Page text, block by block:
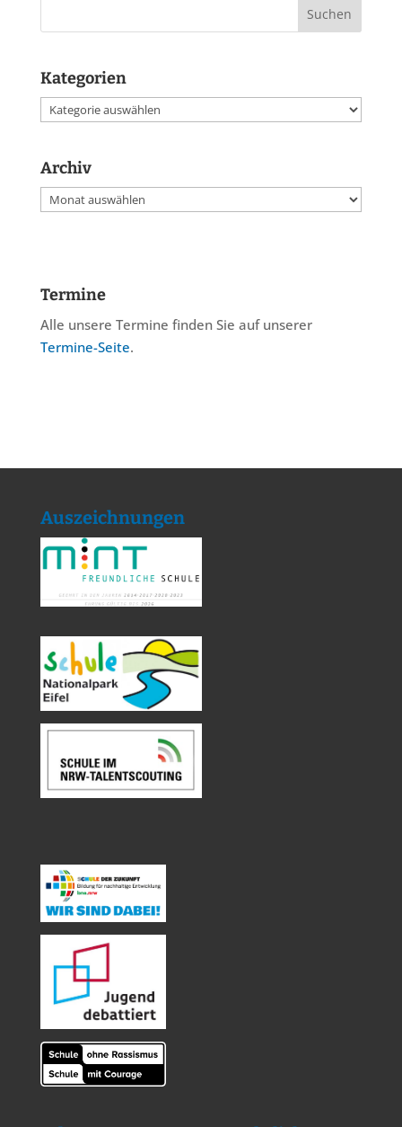
Kategorien
Kategorien
Archiv
Archiv
Termine
Alle unsere Termine finden Sie auf unserer
Termine-Seite.
Auszeichnungen